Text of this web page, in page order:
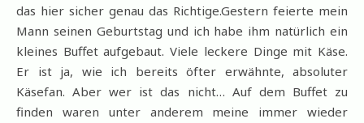
das hier sicher genau das Richtige.Gestern feierte mein
Mann seinen Geburtstag und ich habe ihm natürlich ein
kleines Buffet aufgebaut. Viele leckere Dinge mit Käse.
Er ist ja, wie ich bereits öfter erwähnte, absoluter
Käsefan. Aber wer ist das nicht… Auf dem Buffet zu
finden waren unter anderem meine immer wieder